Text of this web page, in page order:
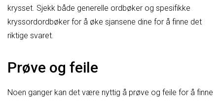
krysset. Sjekk både generelle ordbøker og spesifikke
kryssordordbøker for å øke sjansene dine for å finne det
riktige svaret.
Prøve og feile
Noen ganger kan det være nyttig å prøve og feile for å finne